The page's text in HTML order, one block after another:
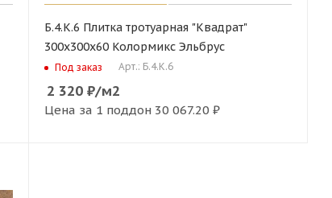
Б.4.К.6 Плитка тротуарная "Квадрат"
300х300х60 Колормикс Эльбрус
Под заказ Арт.: Б.4.К.6
2 320₽/м2
Цена за 1 поддон 30 067.20 ₽